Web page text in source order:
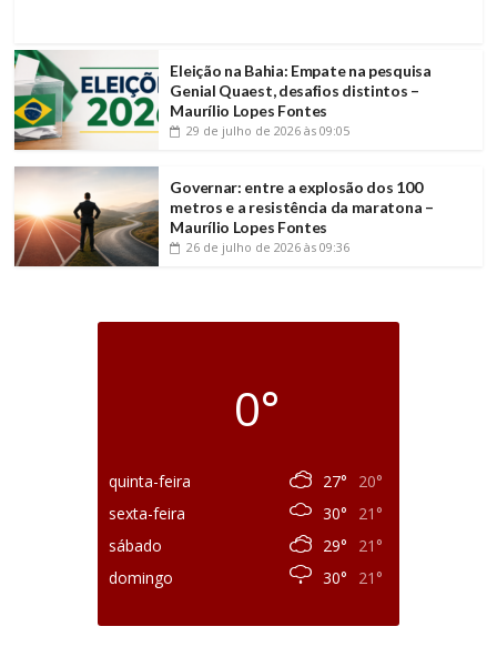
Eleição na Bahia: Empate na pesquisa
Genial Quaest, desafios distintos –
Maurílio Lopes Fontes
29 de julho de 2026 às 09:05
Governar: entre a explosão dos 100
metros e a resistência da maratona –
Maurílio Lopes Fontes
26 de julho de 2026 às 09:36
0°
quinta-feira 27°
20°
sexta-feira
30°
21°
sábado
29°
21°
domingo
30° 21°